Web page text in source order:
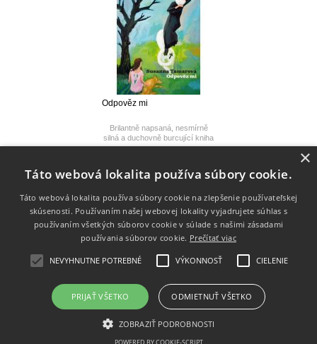
Odpověz mi
Brilantně napsaná, nesmírně
silná a duchovně burcující kniha
spisovatelky mezinárodního
Skladom
6,95 €
Info
Dodanie tovaru
Copyright 2014 - 2026 © Porta libri
×
Táto webová lokalita používa súbory cookie.
Táto webová lokalita používa súbory cookie na zlepšenie používateľskej
skúsenosti. Používaním našej webovej lokality vyjadrujete súhlas s
používaním všetkých súborov cookie v súlade s našimi zásadami
používania súborov cookie. Prečítať viac
NEVYHNUTNE POTREBNÉ VÝKONNOSŤ CIELENIE
PRIJAŤ VŠETKO ODMIETNUŤ VŠETKO
ZOBRAZIŤ PODROBNOSTI